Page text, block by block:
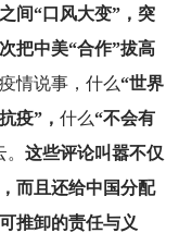
间“口风大变”，突
把中美“合作”拔高
情说事，什么“世界
疫”， 什么“不会有
这些评论叫嚣不仅
而且还给中国分配
推卸的责任与义